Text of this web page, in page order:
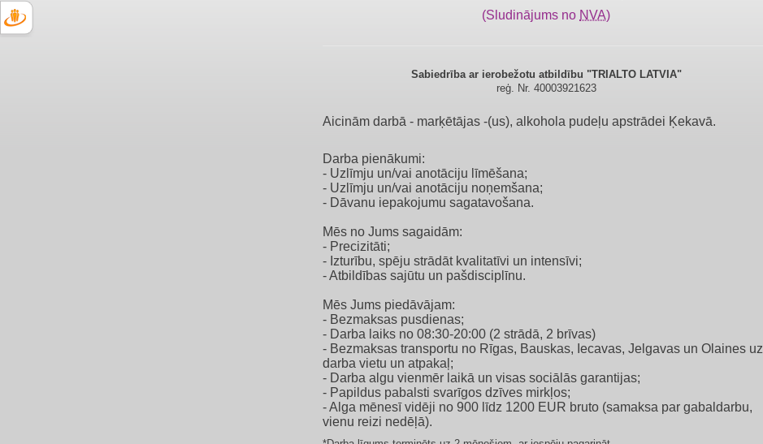
(Sludinājums no NVA)
Sabiedrība ar ierobežotu atbildību "TRIALTO LATVIA"
reģ. Nr. 40003921623
Aicinām darbā - marķētājas -(us), alkohola pudeļu apstrādei Ķekavā.
Darba pienākumi:
- Uzlīmju un/vai anotāciju līmēšana;
- Uzlīmju un/vai anotāciju noņemšana;
- Dāvanu iepakojumu sagatavošana.
Mēs no Jums sagaidām:
- Precizitāti;
- Izturību, spēju strādāt kvalitatīvi un intensīvi;
- Atbildības sajūtu un pašdisciplīnu.
Mēs Jums piedāvājam:
- Bezmaksas pusdienas;
- Darba laiks no 08:30-20:00 (2 strādā, 2 brīvas)
- Bezmaksas transportu no Rīgas, Bauskas, Iecavas, Jelgavas un Olaines uz
darba vietu un atpakaļ;
- Darba algu vienmēr laikā un visas sociālās garantijas;
- Papildus pabalsti svarīgos dzīves mirkļos;
- Alga mēnesī vidēji no 900 līdz 1200 EUR bruto (samaksa par gabaldarbu,
vienu reizi nedēļā).